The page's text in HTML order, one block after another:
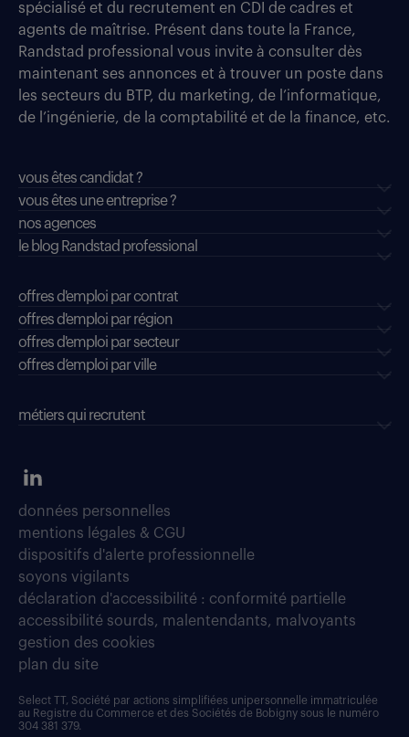
spécialisé et du recrutement en CDI de cadres et
agents de maîtrise. Présent dans toute la France,
Randstad professional vous invite à consulter dès
maintenant ses annonces et à trouver un poste dans
les secteurs du BTP, du marketing, de l’informatique,
de l’ingénierie, de la comptabilité et de la finance, etc.
vous êtes candidat ?
vous êtes une entreprise ?
nos agences
le blog Randstad professional
offres d'emploi par contrat
offres d'emploi par région
offres d'emploi par secteur
offres d’emploi par ville
métiers qui recrutent
données personnelles
mentions légales & CGU
dispositifs d'alerte professionnelle
soyons vigilants
déclaration d'accessibilité : conformité partielle
accessibilité sourds, malentendants, malvoyants
gestion des cookies
plan du site
Select TT, Société par actions simplifiées unipersonnelle immatriculée
au Registre du Commerce et des Sociétés de Bobigny sous le numéro
304 381 379.